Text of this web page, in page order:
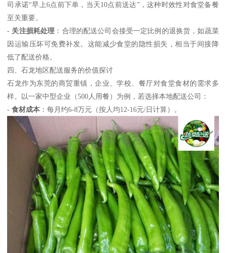
司承诺“早上6点前下单，当天10点前送达”，这种时效性对食堂备餐
至关重要。
- 关注损耗处理 ：合理的配送公司会接受一定比例的退换货，如蔬菜
因运输压坏可免费补发。这能减少食堂的隐性损失，相当于间接降
低了配送价格。
四、石龙地区配送服务的价值探讨
石龙作为东莞的商贸重镇，企业、学校、餐厅对食堂食材的需求多
样。以一家中型企业（500人用餐）为例，若选择本地配送公司：
-食材成本 ：每月约6-8万元（按人均12-16元/日计算）。